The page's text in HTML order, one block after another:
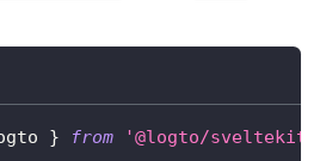
} from '@logto/sveltekit'